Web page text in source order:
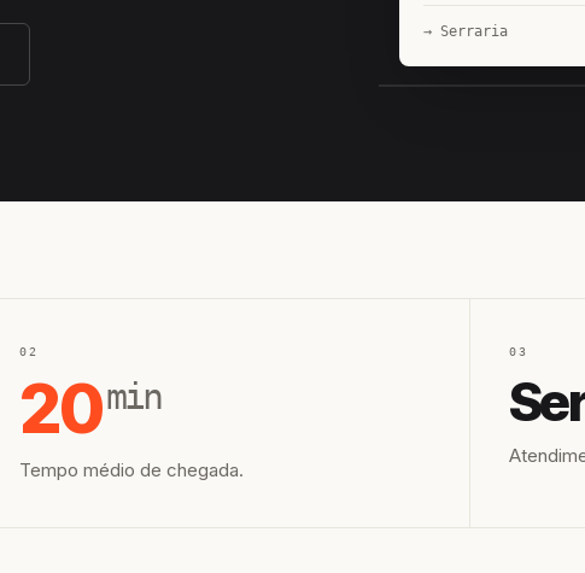
→ Serraria
02
20min
Tempo médio de chegada.
03